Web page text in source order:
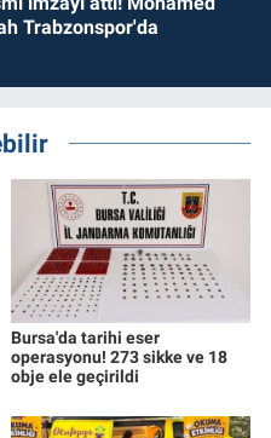
Trabzonspor'da
Bursa'da tarihi eser
operasyonu! 273 sikke ve 18
obje ele geçirildi